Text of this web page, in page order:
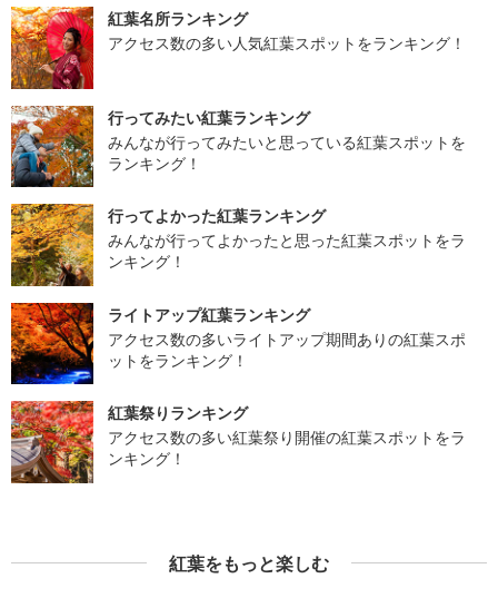
紅葉名所ランキング
アクセス数の多い人気紅葉スポットをランキング！
行ってみたい紅葉ランキング
みんなが行ってみたいと思っている紅葉スポットを
ランキング！
行ってよかった紅葉ランキング
みんなが行ってよかったと思った紅葉スポットをラ
ンキング！
ライトアップ紅葉ランキング
アクセス数の多いライトアップ期間ありの紅葉スポ
ットをランキング！
紅葉祭りランキング
アクセス数の多い紅葉祭り開催の紅葉スポットをラ
ンキング！
紅葉をもっと楽しむ